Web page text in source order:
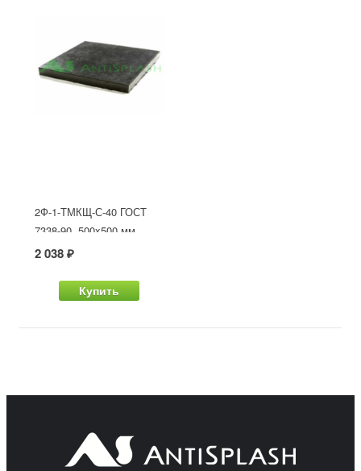
2Ф-1-ТМКЩ-С-40 ГОСТ
7338-90, 500x500 мм
2 038 ₽
Купить